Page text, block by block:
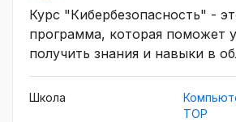
Курс "Кибербезопасность" -
программа, которая поможет
получить знания и навыки в
информации и обеспечения
онлайн- и офлайн-среде. В
участники изучат такие
Школа
TOP